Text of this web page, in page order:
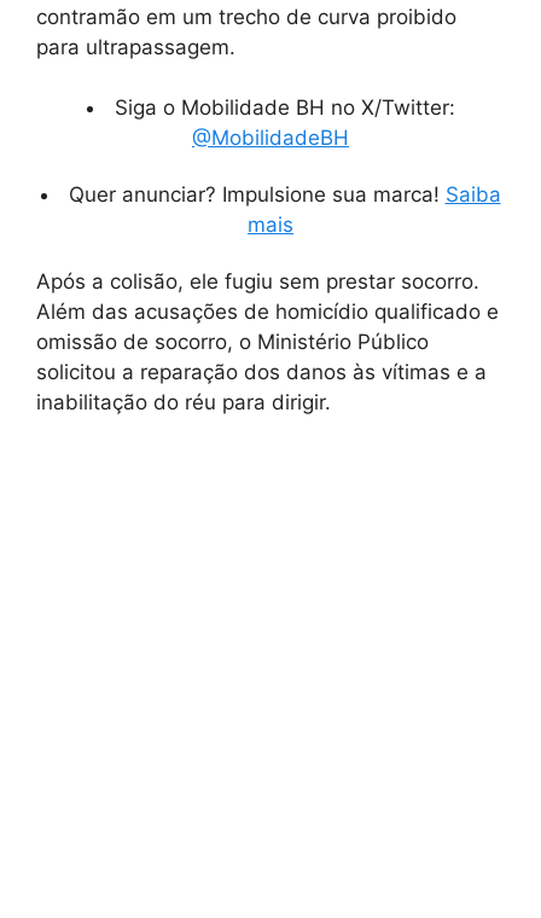
contramão em um trecho de curva proibido
para ultrapassagem.
Siga o Mobilidade BH no X/Twitter:
@MobilidadeBH
Quer anunciar? Impulsione sua marca! Saiba
mais
Após a colisão, ele fugiu sem prestar socorro.
Além das acusações de homicídio qualificado e
omissão de socorro, o Ministério Público
solicitou a reparação dos danos às vítimas e a
inabilitação do réu para dirigir.